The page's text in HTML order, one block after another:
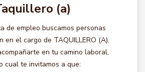
(a)
de empleo buscamos personas
en el cargo de TAQUILLERO (A),
en tu camino laboral,
cual te invitamos a que: